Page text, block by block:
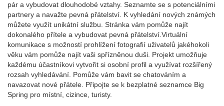
pár a vybudovat dlouhodobé vztahy. Seznamte se s potenciálními
partnery a navažte pevná přátelství. K vyhledání nových známých
můžete využít unikátní službu. Stránka vám pomůže najít
dokonalého přítele a vybudovat pevná přátelství.Virtuální
komunikace s možností prohlížení fotografií uživatelů jakéhokoli
věku vám pomůže najít vaši spřízněnou duši. Projekt umožňuje
každému účastníkovi vytvořit si osobní profil a využívat rozšířený
rozsah vyhledávání. Pomůže vám bavit se chatováním a
navazovat nové přátele. Připojte se k bezplatné seznamce Big
Spring pro místní, cizince, turisty.